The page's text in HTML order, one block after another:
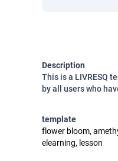
Description
This is a LIVRESQ
by all users who
template
flower bloom,
elearning, lesson